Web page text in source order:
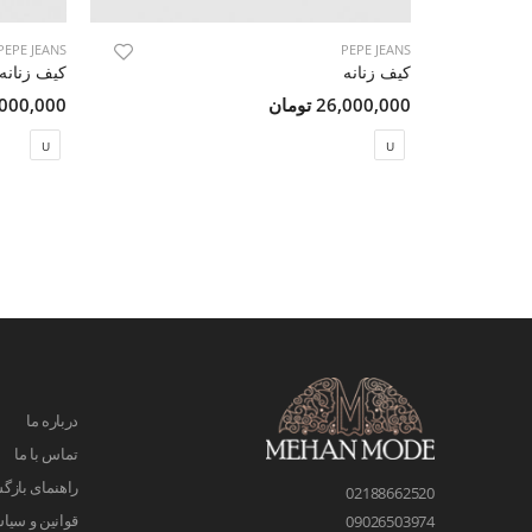
PEPE JEANS
کیف زنانه
26,000,000 تومان
U
JEANS
کیف زنانه
21,000,000
U
02188662520
09026503974
درباره ما
تماس با ما
راهنمای
قوانین و